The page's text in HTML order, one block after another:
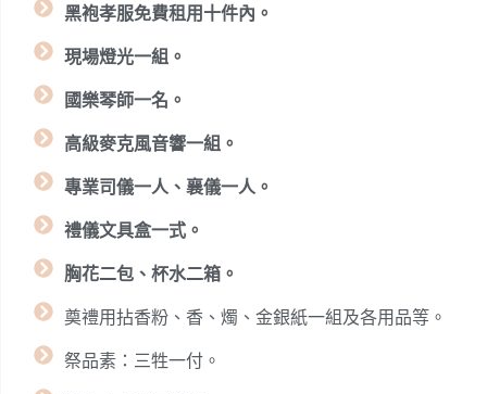
黑袍孝服免費租用十件內。
現場燈光一組。
國樂琴師一名。
高級麥克風音響一組。
專業司儀一人、襄儀一人。
禮儀文具盒一式。
胸花二包、杯水二箱。
奠禮用拈香粉、香、燭、金銀紙一組及各用品等。
祭品素：三牲一付。